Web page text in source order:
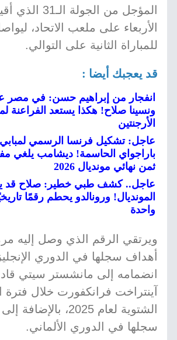
المؤجل من الجولة
الأربعاء على ملعب الاتحاد،
للمباراة الثانية على التوالي.
قد يعجبك أيضا :
ونسينا صلاح! هكذا يستعد الفراعنة
الأرجنتين
عاجل: تشكيل فرنسا الرسمي
باراجواي الحاسمة! ديشامب يلغي
ثمن نهائي مونديال 2026
عاجل.. كشف طبي خطير: صلاح قد
المونديال! ورونالدو يحطم رقمًا
واحدة
أهداف سجلها في الدوري
انضمامه إلى مانشستر سيتي
آينتراخت فرانكفورت خلال فترة
سجلها في الدوري الألماني.